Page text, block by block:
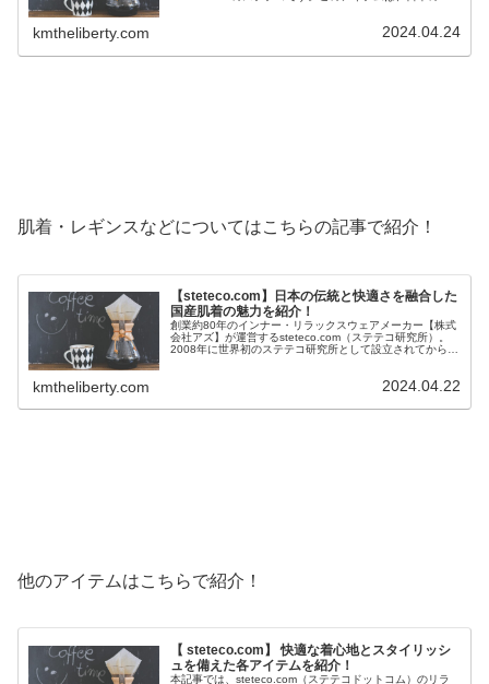
kmtheliberty.com 2024.04.24
肌着・レギンスなどについてはこちらの記事で紹介！
【steteco.com】日本の伝統と快適さを融合した
国産肌着の魅力を紹介！
創業約80年のインナー・リラックスウェアメーカー【株式
会社アズ】が運営するsteteco.com（ステテコ研究所）。
2008年に世界初のステテコ研究所として設立されてから
kmtheliberty.com 2024.04.22
他のアイテムはこちらで紹介！
【 steteco.com】 快適な着心地とスタイリッシ
ュを備えた各アイテムを紹介！
本記事では、steteco.com（ステテコドットコム）のリラ